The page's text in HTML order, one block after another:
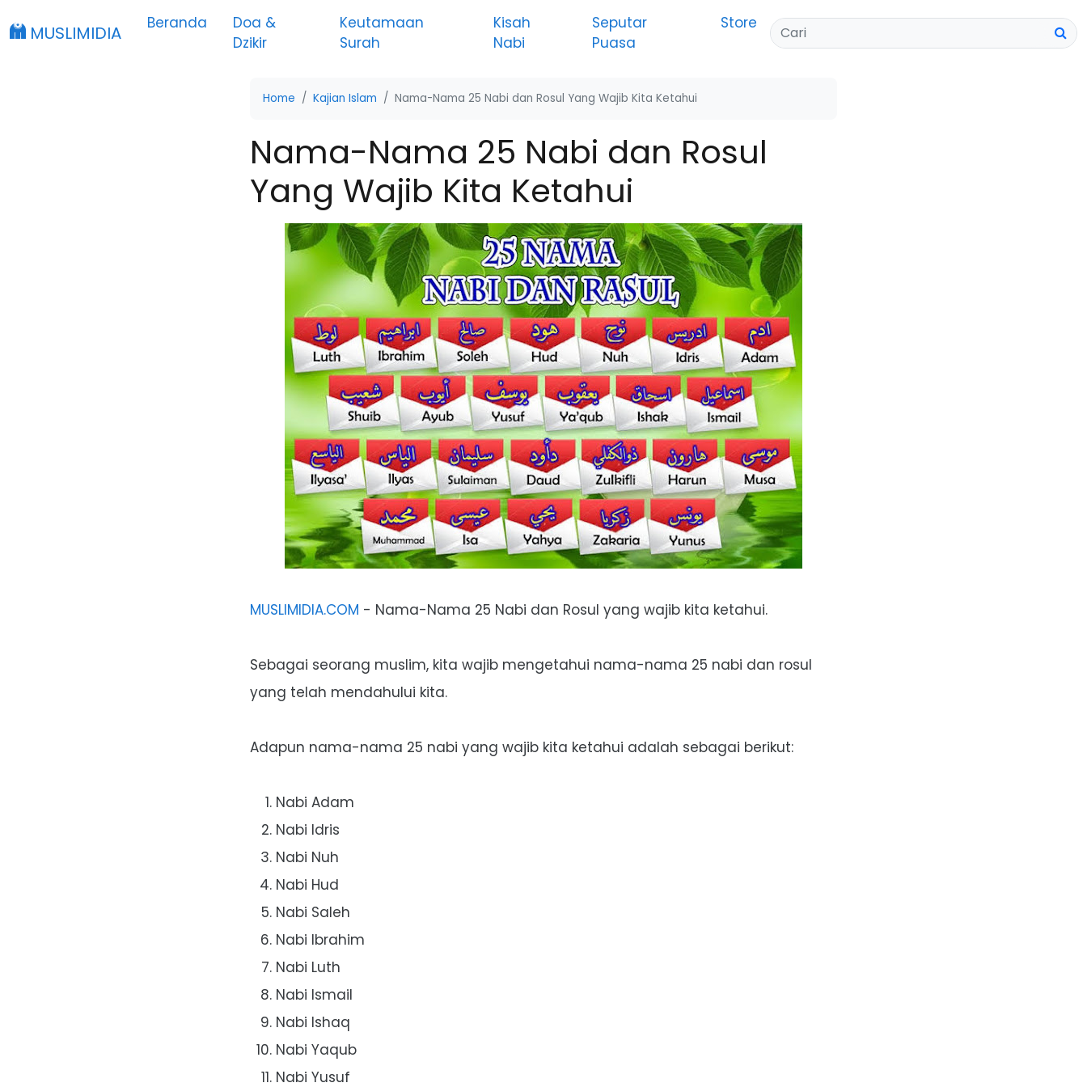
MUSLIMIDIA Beranda
Doa &
Dzikir
Keutamaan
Surah
Kisah
Nabi
Seputar
Puasa
Store
Home Kajian Islam Nama-Nama 25 Nabi dan Rosul Yang Wajib Kita Ketahui
Nama-Nama 25 Nabi dan Rosul
Yang Wajib Kita Ketahui
MUSLIMIDIA.COM - Nama-Nama 25 Nabi dan Rosul yang wajib kita ketahui.
Sebagai seorang muslim, kita wajib mengetahui nama-nama 25 nabi dan rosul
yang telah mendahului kita.
Adapun nama-nama 25 nabi yang wajib kita ketahui adalah sebagai berikut:
Nabi Adam
Nabi Idris
Nabi Nuh
Nabi Hud
Nabi Saleh
Nabi Ibrahim
Nabi Luth
Nabi Ismail
Nabi Ishaq
Nabi Yaqub
Nabi Yusuf